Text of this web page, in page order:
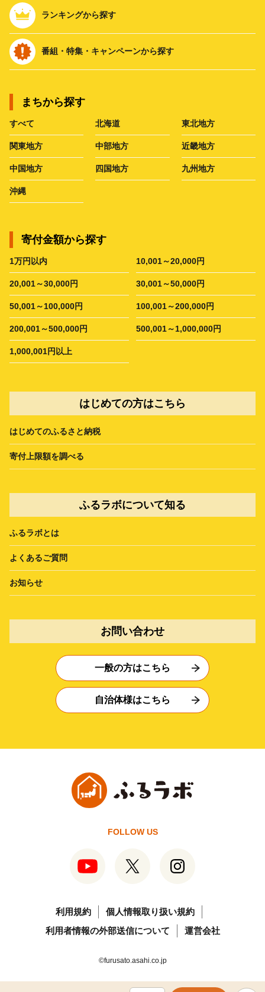
ランキングから探す
番組・特集・キャンペーンから探す
まちから探す
すべて 北海道 東北地方
関東地方 中部地方 近畿地方
中国地方 四国地方 九州地方
沖縄
寄付金額から探す
1万円以内 10,001～20,000円
20,001～30,000円 30,001～50,000円
50,001～100,000円 100,001～200,000円
200,001～500,000円 500,001～1,000,000円
1,000,001円以上
はじめての方はこちら
はじめてのふるさと納税
寄付上限額を調べる
ふるラボについて知る
ふるラボとは
よくあるご質問
お知らせ
お問い合わせ
一般の方はこちら
自治体様はこちら
FOLLOW US
利用規約
個人情報取り扱い規約
利用者情報の外部送信について
運営会社
©furusato.asahi.co.jp